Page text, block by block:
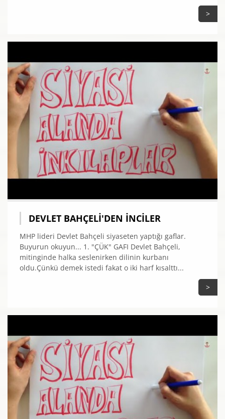
>
DEVLET BAHÇELI'DEN İNCILER
MHP lideri Devlet Bahçeli siyaseten yaptığı gaflar.
Buyurun okuyun... 1. "ÇÜK" GAFI Devlet Bahçeli,
mitinginde halka seslenirken dilinin kurbanı
oldu.Çünkü demek istedi fakat o iki harf kısalttı...
>